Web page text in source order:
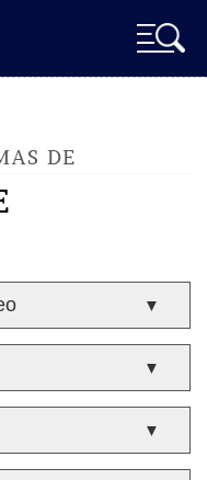
DE
▼
▼
▼